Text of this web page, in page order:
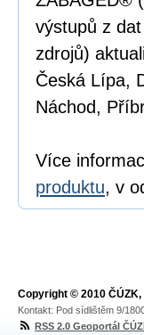
výstupů z
zdrojů)
Česká Lípa,
Náchod,
Více
produktu, v
Copyright © 2010
Kontakt: Pod sídlištěm 9/
RSS 2.0 Geoportál